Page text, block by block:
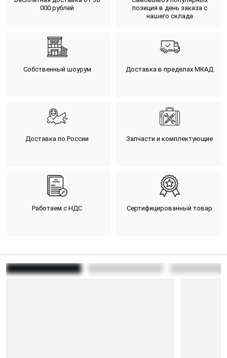
000 рублей
позиция в день заказа с
нашего склада
Собственный шоурум Доставка в пределах МКАД
Доставка по России Запчасти и комплектующие
Работаем с НДС Сертифицированный товар